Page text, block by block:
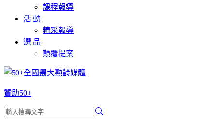
課程報導
活 動
精采報導
選 品
顛覆提案
贊助50+